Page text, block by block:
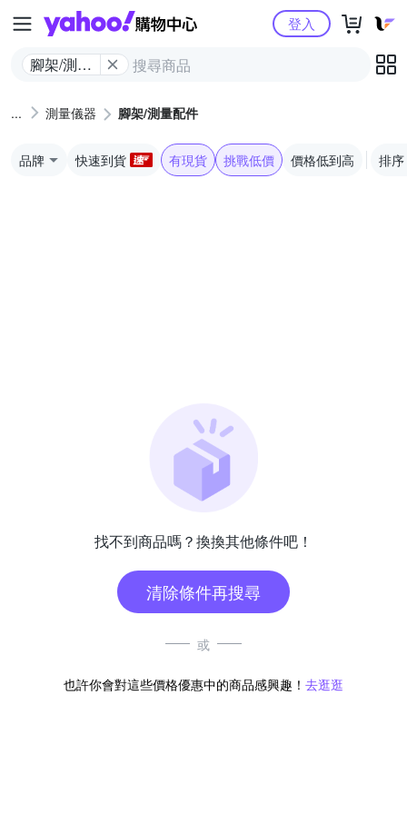
Yahoo購物中心
腳架/測量
登入
測量儀器 腳架/測量配件
品牌 快速到貨 有現貨 挑戰低價 價格低到高 排序
找不到商品嗎？換換其他條件吧！
清除條件再搜尋
或
也許你會對這些價格優惠中的商品感興趣！ 去逛逛